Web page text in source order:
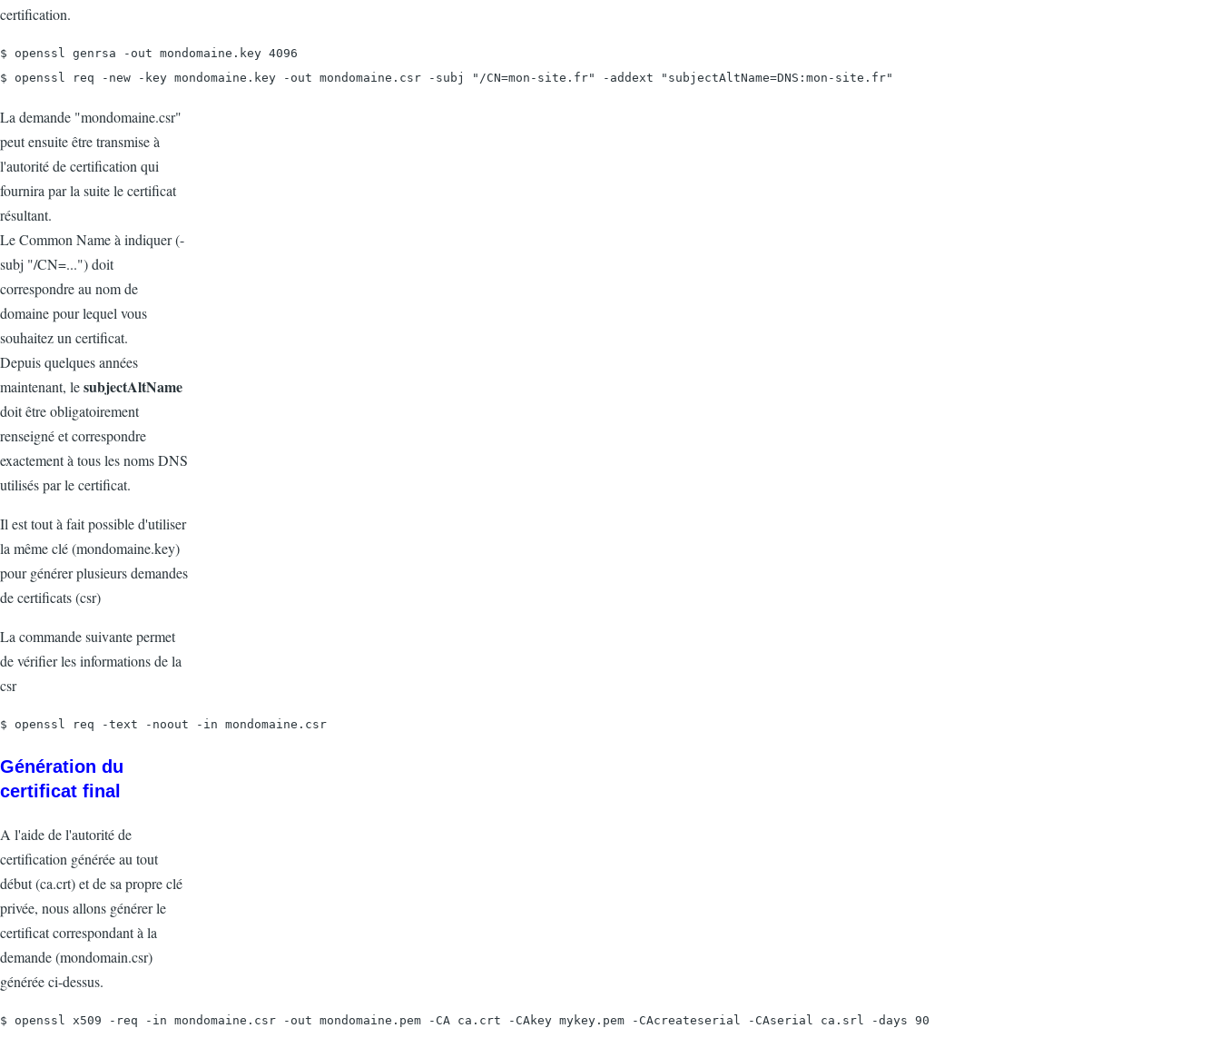
certification.
$ openssl genrsa -out mondomaine.key 4096
$ openssl req -new -key mondomaine.key -out mondomaine.csr -subj "/CN=mon-site.fr" -addext "subjectAltName=DNS:mon-site.fr"
La demande "mondomaine.csr"
peut ensuite être transmise à
l'autorité de certification qui
fournira par la suite le certificat
résultant.
Le Common Name à indiquer (-
subj "/CN=...") doit
correspondre au nom de
domaine pour lequel vous
souhaitez un certificat.
Depuis quelques années
maintenant, lesubjectAltName
doit être obligatoirement
renseigné et correspondre
exactement à tous les noms DNS
utilisés par le certificat.
Il est tout à fait possible d'utiliser
la même clé (mondomaine.key)
pour générer plusieurs demandes
de certificats (csr)
La commande suivante permet
de vérifier les informations de la
csr
$ openssl req -text -noout -in mondomaine.csr
Génération du
certificat final
A l'aide de l'autorité de
certification générée au tout
début (ca.crt) et de sa propre clé
privée, nous allons générer le
certificat correspondant à la
demande (mondomain.csr)
générée ci-dessus.
$ openssl x509 -req -in mondomaine.csr -out mondomaine.pem -CA ca.crt -CAkey mykey.pem -CAcreateserial -CAserial ca.srl -days 90